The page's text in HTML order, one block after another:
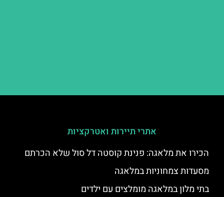
אתרי תיירות ואטרקציות
הכירו את מלאגה: פנינת קוסטה דל סול שלא הכרתם
מסעדות צמחוניות במלאגה
בתי מלון במלאגה מומלצים עם ילדים